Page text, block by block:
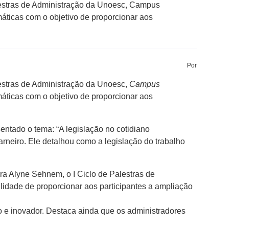
de Administração da Unoesc, Campus
com o objetivo de proporcionar aos
Por
de Administração da Unoesc, Campus
com o objetivo de proporcionar aos
o tema: “A legislação no cotidiano
Ele detalhou como a legislação do trabalho
Alyne Sehnem, o I Ciclo de Palestras de
de proporcionar aos participantes a ampliação
inovador. Destaca ainda que os administradores